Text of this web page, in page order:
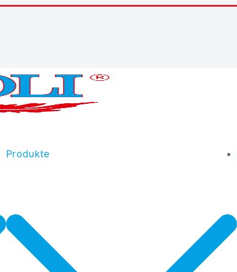
Produkte